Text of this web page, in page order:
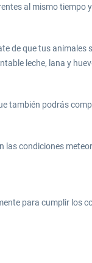
al mismo tiempo
de que tus
leche, lana y
también podrás
condiciones
para cumplir los